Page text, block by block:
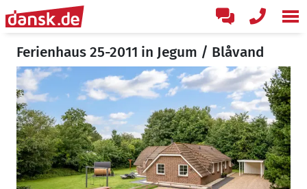
Ferienhaus 25-2011 in Jegum / Blåvand